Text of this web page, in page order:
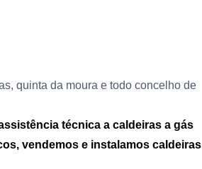
quinta da moura e todo concelho de
técnica a caldeiras a gás
, vendemos e instalamos caldeiras